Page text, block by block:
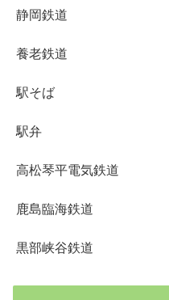
静岡鉄道
養老鉄道
駅そば
駅弁
高松琴平電気鉄道
鹿島臨海鉄道
黒部峡谷鉄道